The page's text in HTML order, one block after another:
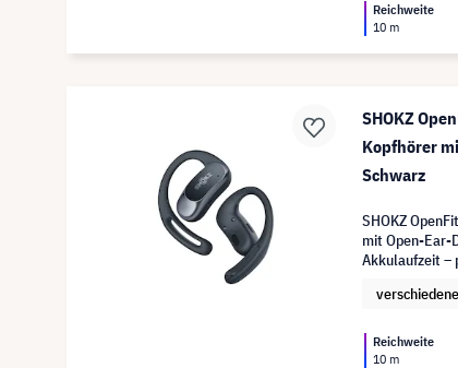
Reichweite
10 m
SHOKZ
Kopfhörer
Schwarz
SHOKZ
mit Open-Ear-
Akkulaufzeit –
Reichweite
10 m